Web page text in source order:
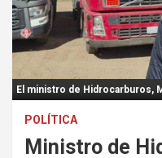
t
:
El ministro de Hidrocarburos,
POLÍTICA
Ministro de